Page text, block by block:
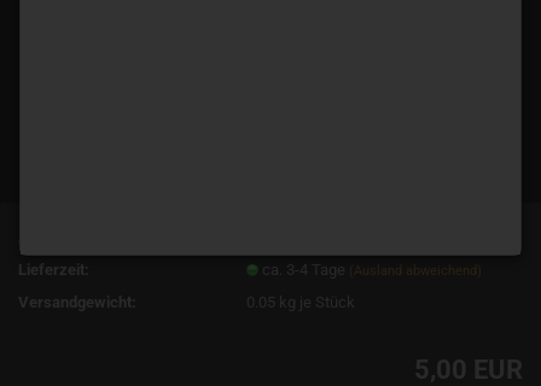
Lieferzeit:
ca. 3-4 Tage (Ausland abweichend)
Versandgewicht: 0.05 kg je Stück
5,00 EUR